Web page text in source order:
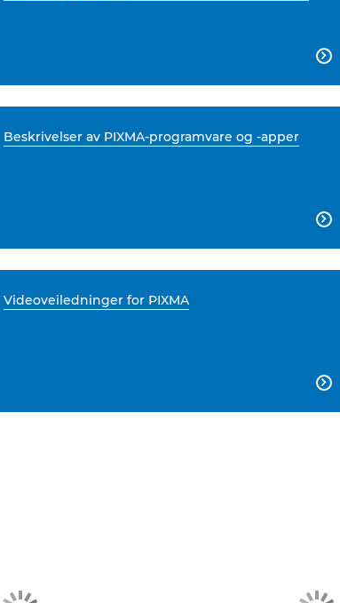

Beskrivelser av PIXMA-programvare og -apper

Videoveiledninger for PIXMA
